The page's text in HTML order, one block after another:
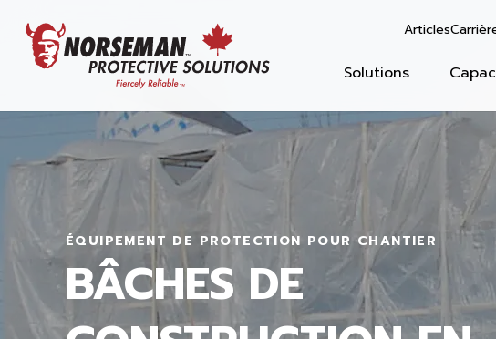
Solutions
Articles
ÉQUIPEMENT DE PROTECTION POUR CHANTIER
BÂCHES DE